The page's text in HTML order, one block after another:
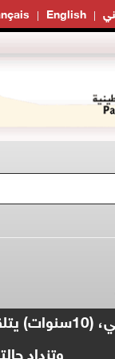
English
غزة - الطفل